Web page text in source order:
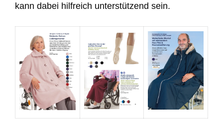
kann dabei hilfreich unterstützend sein.